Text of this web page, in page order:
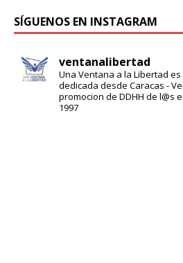
SÍGUENOS EN INSTAGRAM
ventanalibertad
Una Ventana a la Libertad es
dedicada desde Caracas -
promocion de DDHH de l@s
1997